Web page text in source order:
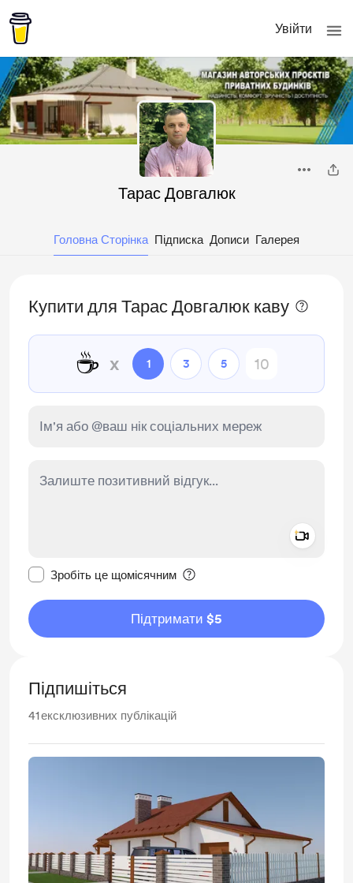
Увійти
Тарас Довгалюк
Головна Сторінка Підписка Дописи Галерея
Купити для Тарас Довгалюк каву
☕ x 1 3 5
Зробіть це щомісячним
Підтримати $5
Підпишіться
41ексклюзивних публікацій